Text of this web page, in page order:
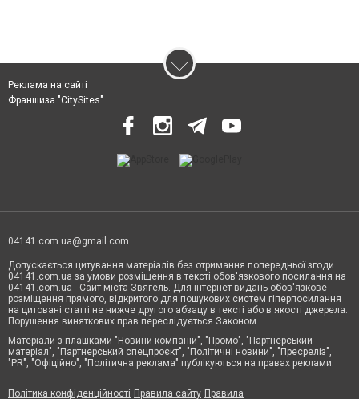
Реклама на сайті
Франшиза "CitySites"
04141.com.ua@gmail.com
Допускається цитування матеріалів без отримання попередньої згоди
04141.com.ua за умови розміщення в тексті обов'язкового посилання на
04141.com.ua - Сайт міста Звягель. Для інтернет-видань обов'язкове
розміщення прямого, відкритого для пошукових систем гіперпосилання
на цитовані статті не нижче другого абзацу в тексті або в якості джерела.
Порушення виняткових прав переслідується Законом.
Матеріали з плашками "Новини компаній", "Промо", "Партнерський
матеріал", "Партнерський спецпроєкт", "Політичні новини", "Пресреліз",
"PR", "Офіційно", "Політична реклама" публікуються на правах реклами.
Політика конфіденційності Правила сайту Правила